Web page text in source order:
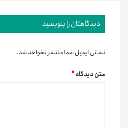
دیدگاهتان را بنویسید
نشانی ایمیل شما منتشر نخواهد شد.
متن دیدگاه*